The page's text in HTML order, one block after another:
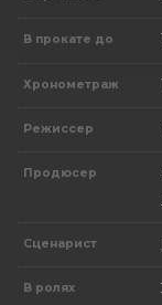
В прокате до
Хронометраж
Режиссер
Продюсер
Сценарист
В ролях